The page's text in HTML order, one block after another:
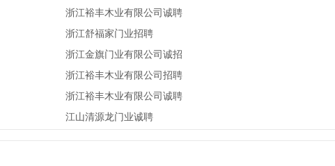
浙江裕丰木业有限公司诚聘
浙江舒福家门业招聘
浙江金旗门业有限公司诚招
浙江裕丰木业有限公司招聘
浙江裕丰木业有限公司诚聘
江山清源龙门业诚聘